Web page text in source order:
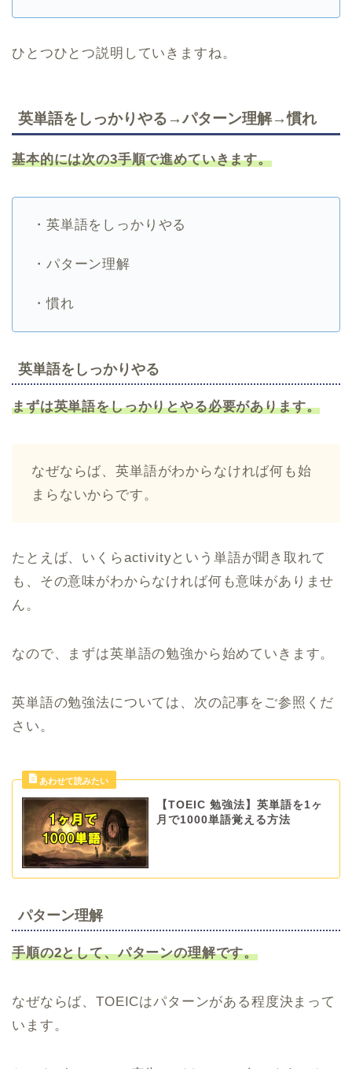
ひとつひとつ説明していきますね。
英単語をしっかりやる→パターン理解→慣れ
基本的には次の3手順で進めていきます。
・英単語をしっかりやる
・パターン理解
・慣れ
英単語をしっかりやる
まずは英単語をしっかりとやる必要があります。
なぜならば、英単語がわからなければ何も始
まらないからです。
たとえば、いくらactivityという単語が聞き取れて
も、その意味がわからなければ何も意味がありませ
ん。
なので、まずは英単語の勉強から始めていきます。
英単語の勉強法については、次の記事をご参照くだ
さい。
【TOEIC 勉強法】英単語を1ヶ
月で1000単語覚える方法
パターン理解
手順の2として、パターンの理解です。
なぜならば、TOEICはパターンがある程度決まって
います。